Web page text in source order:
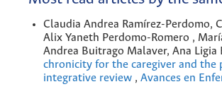
Claudia Andrea Ramírez-Perdomo,
Alix Yaneth Perdomo-Romero ,
Andrea Buitrago Malaver, Ana Ligia
chronicity for the caregiver and the
integrative review , Avances en